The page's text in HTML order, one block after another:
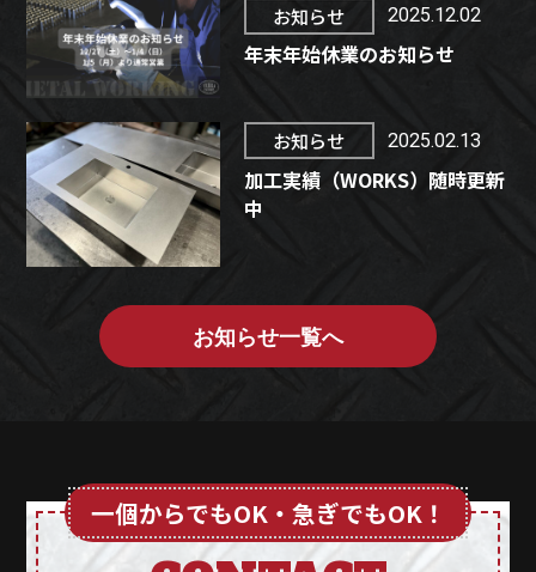
お知らせ 2025.12.02
年末年始休業のお知らせ
お知らせ 2025.02.13
加工実績（WORKS）随時更新
中
お知らせ一覧へ
一個からでもOK・急ぎでもOK！